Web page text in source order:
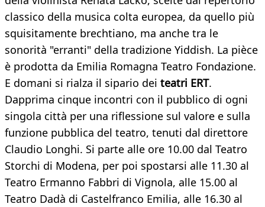
classico della musica colta europea, da quello più
squisitamente brechtiano, ma anche tra le
sonorità "erranti" della tradizione Yiddish. La pièce
è prodotta da Emilia Romagna Teatro Fondazione.
E domani si rialza il sipario dei teatri ERT.
Dapprima cinque incontri con il pubblico di ogni
singola città per una riflessione sul valore e sulla
funzione pubblica del teatro, tenuti dal direttore
Claudio Longhi. Si parte alle ore 10.00 dal Teatro
Storchi di Modena, per poi spostarsi alle 11.30 al
Teatro Ermanno Fabbri di Vignola, alle 15.00 al
Teatro Dadà di Castelfranco Emilia, alle 16.30 al